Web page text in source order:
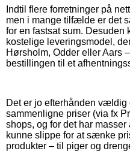
Indtil flere forretninger på
men i mange tilfælde er det
for en fastsat sum. Desuden
kostelige leveringsmodel,
Hørsholm, Odder eller Aars
bestillingen til et
Det er jo efterhånden vældig
sammenligne priser (via fx
shops, og for det har
kunne slippe for at sænke
produkter – til piger og